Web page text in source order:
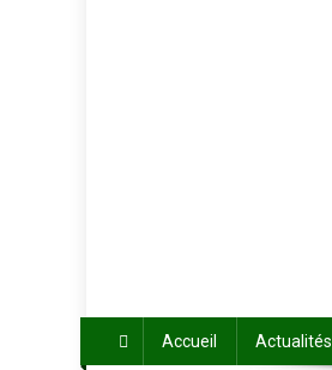
Accueil Actualités